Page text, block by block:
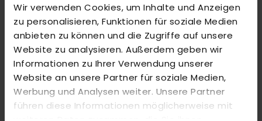
Wir verwenden Cookies, um Inhalte und Anzeigen
zu personalisieren, Funktionen für soziale Medien
anbieten zu können und die Zugriffe auf unsere
Website zu analysieren. Außerdem geben wir
Informationen zu Ihrer Verwendung unserer
Website an unsere Partner für soziale Medien,
Werbung und Analysen weiter. Unsere Partner
führen diese Informationen möglicherweise mit
adidas CHAOSFURY .7 Gold/ Black